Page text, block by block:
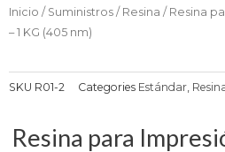
Inicio / Suministros / Resina / Resina
– 1 KG (405 nm)
SKU R01-2 Categories Estándar,
Resina para